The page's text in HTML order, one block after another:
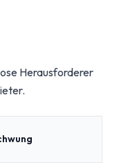
Herausforderer